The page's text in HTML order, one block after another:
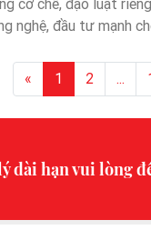
cơ chế, đạo luật
nghệ, đầu tư mạnh
« 1 2 ...
dài hạn vui lòng